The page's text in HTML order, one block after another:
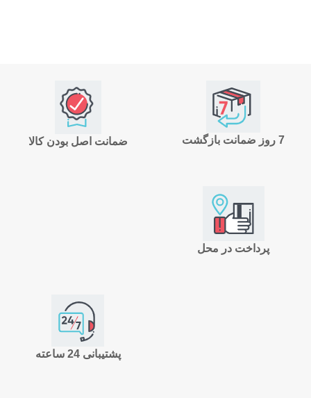
ضمانت اصل بودن کالا 7 روز ضمانت بازگشت
پرداخت در محل
پشتیبانی 24 ساعته